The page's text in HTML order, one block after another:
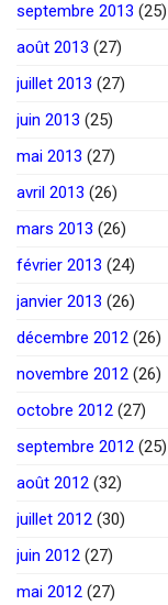
septembre 2013 (25)
août 2013 (27)
juillet 2013 (27)
juin 2013 (25)
mai 2013 (27)
avril 2013 (26)
mars 2013 (26)
février 2013 (24)
janvier 2013 (26)
décembre 2012 (26)
novembre 2012 (26)
octobre 2012 (27)
septembre 2012 (25)
août 2012 (32)
juillet 2012 (30)
juin 2012 (27)
mai 2012 (27)